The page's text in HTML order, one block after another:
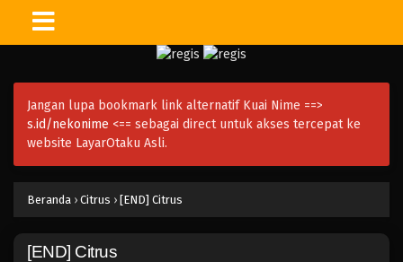
Jangan lupa bookmark link alternatif Kuai Nime ==>
s.id/nekonime <== sebagai direct untuk akses tercepat ke
website LayarOtaku Asli.
Beranda › Citrus › [END] Citrus
[END] Citrus